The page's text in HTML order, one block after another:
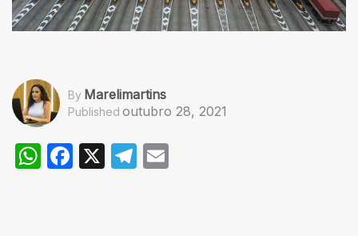
By Marelimartins
Published outubro 28, 2021
WhatsApp
Facebook
X Telegram